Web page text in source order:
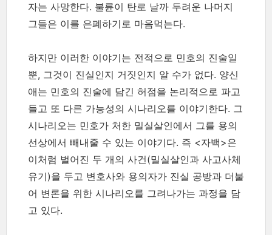
자는 사망한다. 불륜이 탄로 날까 두려운 나머지
그들은 이를 은폐하기로 마음먹는다.
하지만 이러한 이야기는 전적으로 민호의 진술일
뿐, 그것이 진실인지 거짓인지 알 수가 없다. 양신
애는 민호의 진술에 담긴 허점을 논리적으로 파고
들고 또 다른 가능성의 시나리오를 이야기한다. 그
시나리오는 민호가 처한 밀실살인에서 그를 용의
선상에서 빼내줄 수 있는 이야기다. 즉 <자백>은
이처럼 벌어진 두 개의 사건(밀실살인과 사고사체
유기)을 두고 변호사와 용의자가 진실 공방과 더불
어 변론을 위한 시나리오를 그려나가는 과정을 담
고 있다.